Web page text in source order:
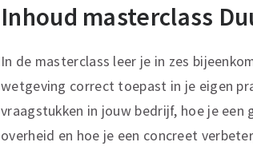
Inhoud masterclass
In de masterclass leer je in zes
wetgeving correct toepast in je eigen
vraagstukken in jouw bedrijf, hoe je
overheid en hoe je een concreet